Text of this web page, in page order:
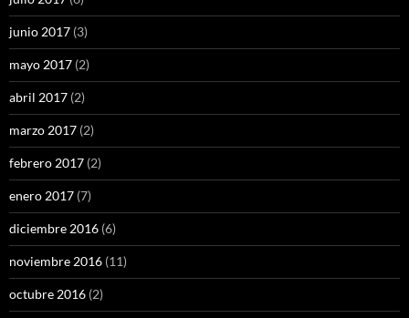
junio 2017 (3)
mayo 2017 (2)
abril 2017 (2)
marzo 2017 (2)
febrero 2017 (2)
enero 2017 (7)
diciembre 2016 (6)
noviembre 2016 (11)
octubre 2016 (2)